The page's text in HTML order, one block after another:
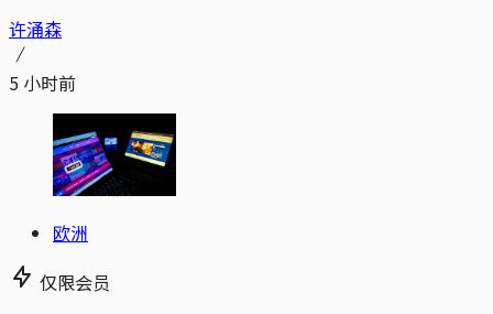
许涌森
5 小时前
欧洲
仅限会员